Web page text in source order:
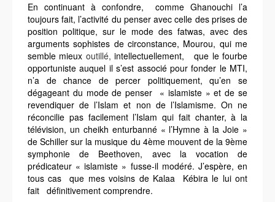
En continuant à confondre, comme Ghanouchi l’a
toujours fait, l’activité du penser avec celle des prises de
position politique, sur le mode des fatwas, avec des
arguments sophistes de circonstance, Mourou, qui me
semble mieux outillé,intellectuellement, que le fourbe
opportuniste auquel il s’est associé pour fonder le MTI,
n’a de chance de percer politiquement, qu’en se
dégageant du mode de penser « islamiste » et de se
revendiquer de l’Islam et non de l’Islamisme. On ne
réconcilie pas facilement l’Islam qui fait chanter, à la
télévision, un cheikh enturbanné « l’Hymne à la Joie »
de Schiller sur la musique du 4ème mouvent de la 9ème
symphonie de Beethoven, avec la vocation de
prédicateur « islamiste » fusse-il modéré. J’espère, en
tous cas que mes voisins de Kalaa Kébira le lui ont
fait définitivement comprendre.